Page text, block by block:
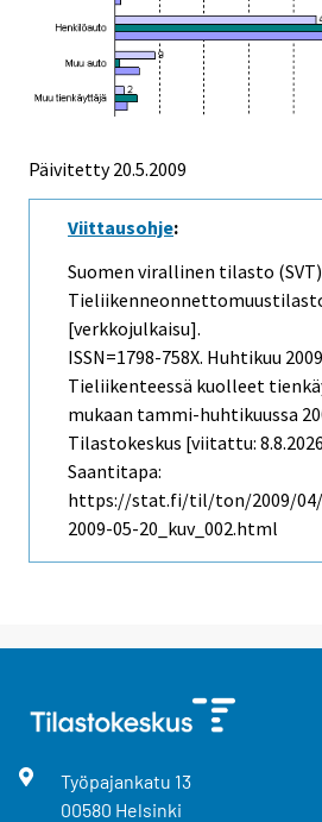
Päivitetty20.5.2009
Viittausohje:
Suomen virallinen tilasto
[verkkojulkaisu].
ISSN=1798-758X. Huhtikuu
Tieliikenteessä kuolleet
mukaan tammi-huhtikuussa
Tilastokeskus [viitattu:
Saantitapa:
https://stat.fi/til/ton/2009/04/
2009-05-20_kuv_002.html
Työpajankatu 13
00580 Helsinki